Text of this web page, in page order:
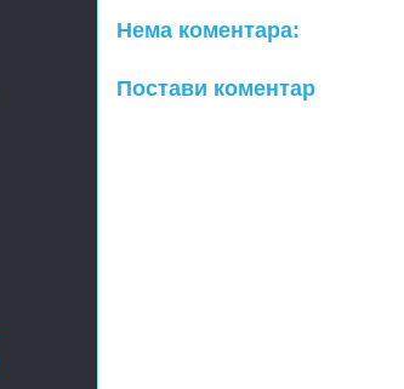
Нема коментара:
Постави коментар